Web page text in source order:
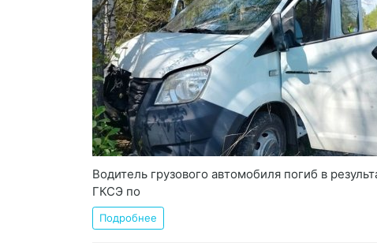
Водитель грузового автомобиля погиб в
ГКСЭ по
Подробнее